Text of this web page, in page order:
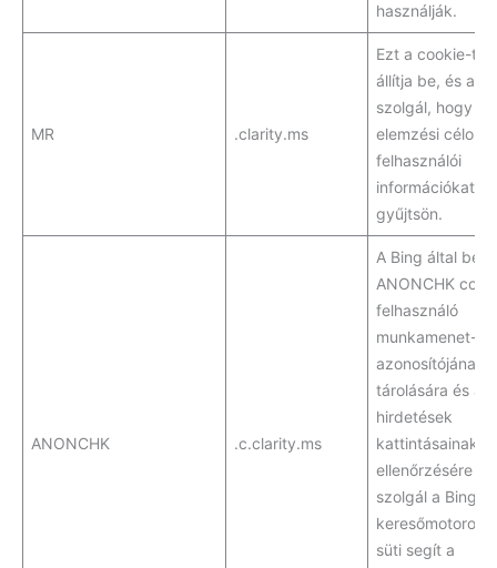
használják.
MR .clarity.ms
Ezt a cookie-t a
állítja be, és arra
szolgál, hogy
elemzési célokra
felhasználói
információkat
gyűjtsön.
ANONCHK .c.clarity.ms
A Bing által
ANONCHK
felhasználó
munkamenet-
azonosítójának
tárolására és a
hirdetések
kattintásainak
ellenőrzésére
szolgál a Bing
keresőmotoron.
süti segít a